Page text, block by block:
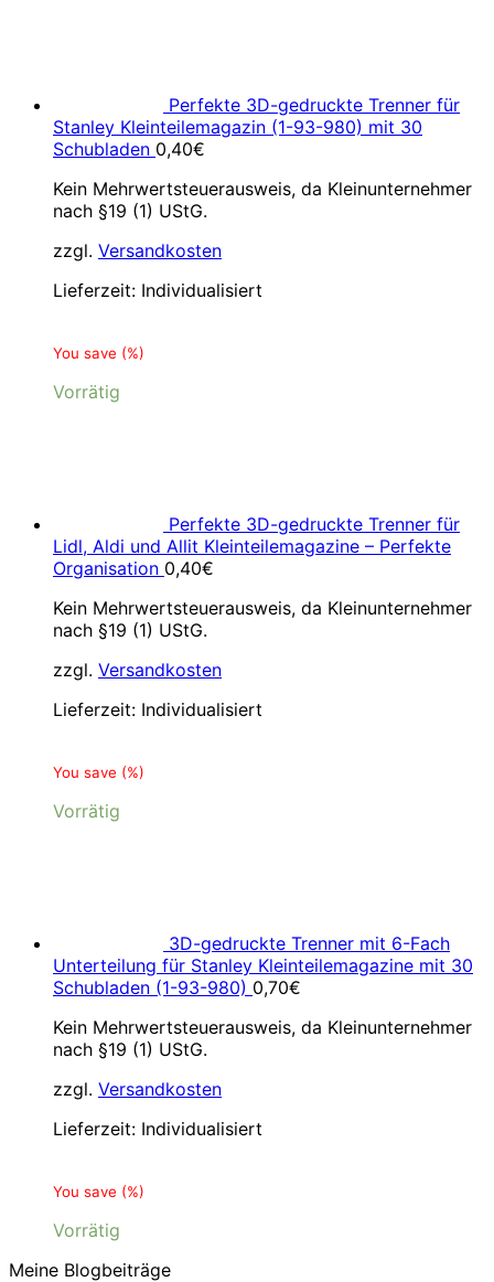
Perfekte 3D-gedruckte Trenner für
Stanley Kleinteilemagazin (1-93-980) mit 30
Schubladen 0,40€
Kein Mehrwertsteuerausweis, da Kleinunternehmer
nach §19 (1) UStG.
zzgl. Versandkosten
Lieferzeit: Individualisiert
You save (%)
Vorrätig
Perfekte 3D-gedruckte Trenner für
Lidl, Aldi und Allit Kleinteilemagazine – Perfekte
Organisation 0,40€
Kein Mehrwertsteuerausweis, da Kleinunternehmer
nach §19 (1) UStG.
zzgl. Versandkosten
Lieferzeit: Individualisiert
You save (%)
Vorrätig
3D-gedruckte Trenner mit 6-Fach
Unterteilung für Stanley Kleinteilemagazine mit 30
Schubladen (1-93-980) 0,70€
Kein Mehrwertsteuerausweis, da Kleinunternehmer
nach §19 (1) UStG.
zzgl. Versandkosten
Lieferzeit: Individualisiert
You save (%)
Vorrätig
Meine Blogbeiträge